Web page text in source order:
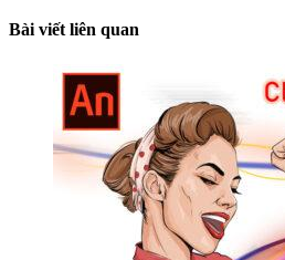
Bài viết liên quan